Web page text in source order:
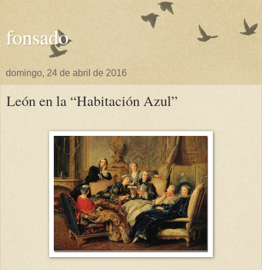
fonsado
domingo, 24 de abril de 2016
León en la “Habitación Azul”